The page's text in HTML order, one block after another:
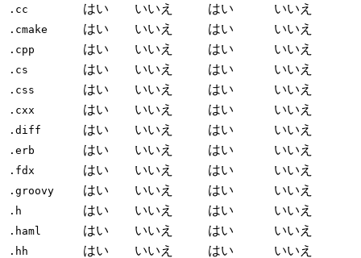
.cc はい いいえ はい いいえ
.cmake はい いいえ はい いいえ
.cpp はい いいえ はい いいえ
.cs はい いいえ はい いいえ
.css はい いいえ はい いいえ
.cxx はい いいえ はい いいえ
.diff はい いいえ はい いいえ
.erb はい いいえ はい いいえ
.fdx はい いいえ はい いいえ
.groovy はい いいえ はい いいえ
.h はい いいえ はい いいえ
.haml はい いいえ はい いいえ
.hh はい いいえ はい いいえ